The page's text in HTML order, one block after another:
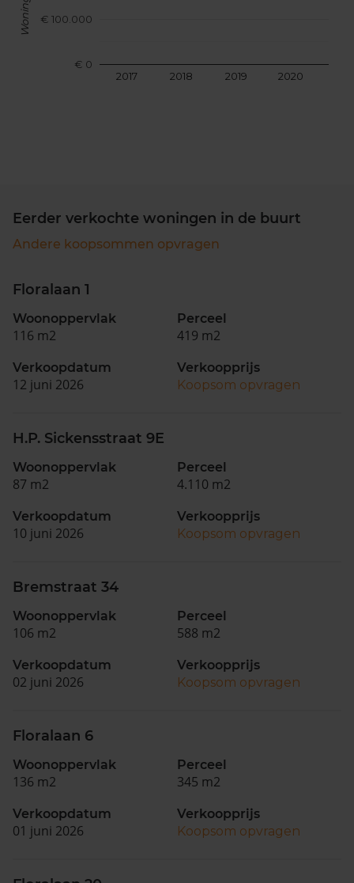
2017 2018 2019 2020
€ 0
€ 100.000
Eerder verkochte woningen in de buurt
Andere koopsommen opvragen
Floralaan 1
Woonoppervlak
116 m2
Perceel
419 m2
Verkoopdatum
12 juni 2026
Verkoopprijs
Koopsom opvragen
H.P. Sickensstraat 9E
Woonoppervlak
87 m2
Perceel
4.110 m2
Verkoopdatum
10 juni 2026
Verkoopprijs
Koopsom opvragen
Bremstraat 34
Woonoppervlak
106 m2
Perceel
588 m2
Verkoopdatum
02 juni 2026
Verkoopprijs
Koopsom opvragen
Floralaan 6
Woonoppervlak
136 m2
Perceel
345 m2
Verkoopdatum
01 juni 2026
Verkoopprijs
Koopsom opvragen